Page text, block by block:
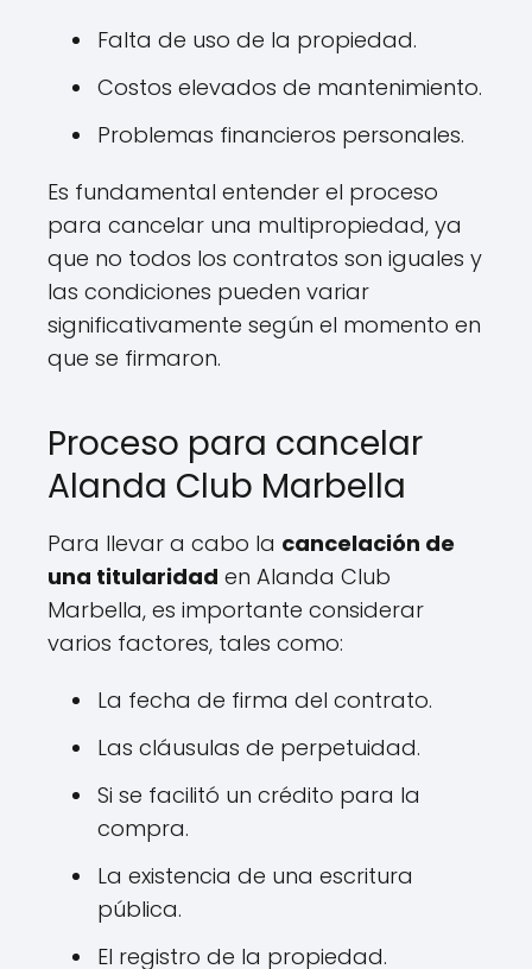
Falta de uso de la propiedad.
Costos elevados de mantenimiento.
Problemas financieros personales.
Es fundamental entender el proceso
para cancelar una multipropiedad, ya
que no todos los contratos son iguales y
las condiciones pueden variar
significativamente según el momento en
que se firmaron.
Proceso para cancelar
Alanda Club Marbella
Para llevar a cabo la cancelación de
una titularidad en Alanda Club
Marbella, es importante considerar
varios factores, tales como:
La fecha de firma del contrato.
Las cláusulas de perpetuidad.
Si se facilitó un crédito para la
compra.
La existencia de una escritura
pública.
El registro de la propiedad.